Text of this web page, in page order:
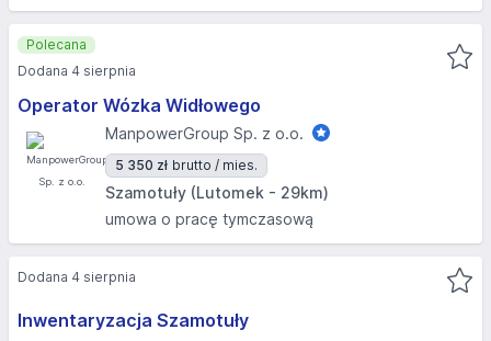
Operator Wózka Widłowego
ManpowerGroup Sp. z o.o.
5 350 zł brutto / mies.
Szamotuły (Lutomek - 29km)
umowa o pracę tymczasową
Polecana
Dodana 4 sierpnia
Inwentaryzacja Szamotuły
Dodana 4 sierpnia